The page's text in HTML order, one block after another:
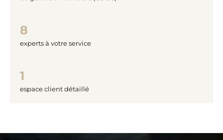
8
experts à votre service
1
espace client détaillé